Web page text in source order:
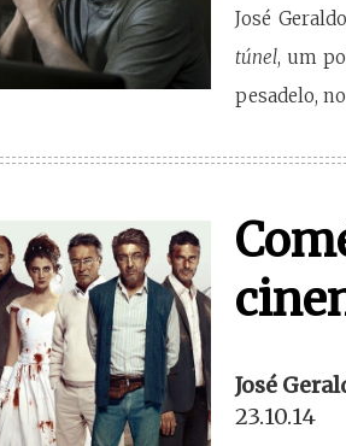
José
túnel, um
pesadelo,
José
23.10.14